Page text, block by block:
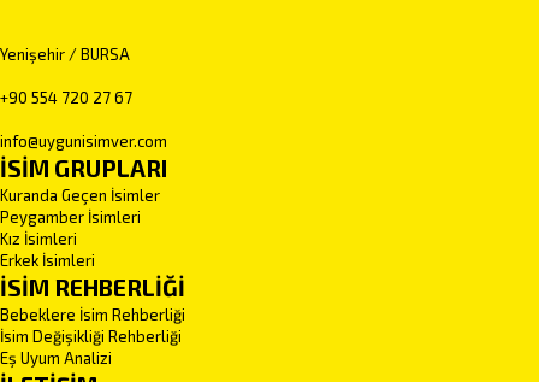
Yenişehir / BURSA
+90 554 720 27 67
info@uygunisimver.com
İSİM GRUPLARI
Kuranda Geçen İsimler
Peygamber İsimleri
Kız İsimleri
Erkek İsimleri
İSİM REHBERLİĞİ
Bebeklere İsim Rehberliği
İsim Değişikliği Rehberliği
Eş Uyum Analizi